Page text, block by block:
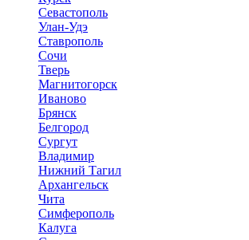
Севастополь
Улан-Удэ
Ставрополь
Сочи
Тверь
Магнитогорск
Иваново
Брянск
Белгород
Сургут
Владимир
Нижний Тагил
Архангельск
Чита
Симферополь
Калуга